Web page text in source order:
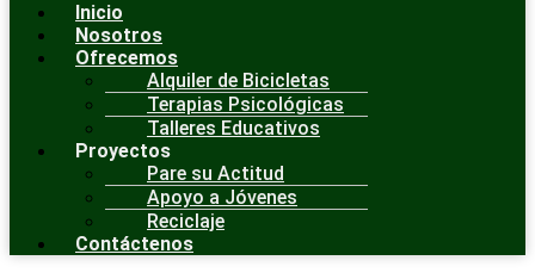
Inicio
Nosotros
Ofrecemos
Alquiler de Bicicletas
Terapias Psicológicas
Talleres Educativos
Proyectos
Pare su Actitud
Apoyo a Jóvenes
Reciclaje
Contáctenos